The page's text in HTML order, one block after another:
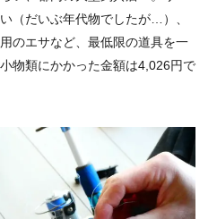
（だいぶ年代物でしたが…）、
のエサなど、最低限の道具を一
物類にかかった金額は4,026円で